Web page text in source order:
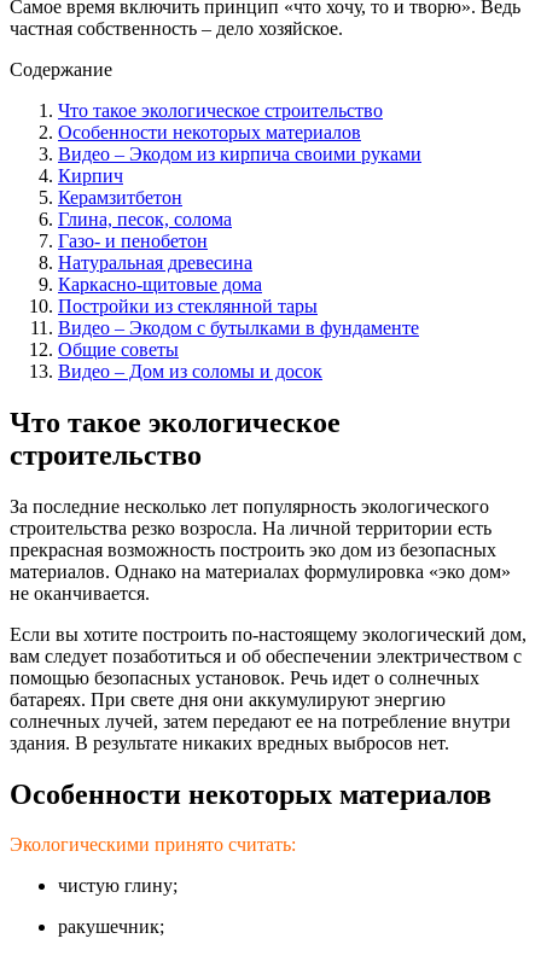
Самое время включить принцип «что хочу, то и творю». Ведь
частная собственность – дело хозяйское.
Содержание
Что такое экологическое строительство
Особенности некоторых материалов
Видео – Экодом из кирпича своими руками
Кирпич
Керамзитбетон
Глина, песок, солома
Газо- и пенобетон
Натуральная древесина
Каркасно-щитовые дома
Постройки из стеклянной тары
Видео – Экодом с бутылками в фундаменте
Общие советы
Видео – Дом из соломы и досок
Что такое экологическое
строительство
За последние несколько лет популярность экологического
строительства резко возросла. На личной территории есть
прекрасная возможность построить эко дом из безопасных
материалов. Однако на материалах формулировка «эко дом»
не оканчивается.
Если вы хотите построить по-настоящему экологический дом,
вам следует позаботиться и об обеспечении электричеством с
помощью безопасных установок. Речь идет о солнечных
батареях. При свете дня они аккумулируют энергию
солнечных лучей, затем передают ее на потребление внутри
здания. В результате никаких вредных выбросов нет.
Особенности некоторых материалов
Экологическими принято считать:
чистую глину;
ракушечник;